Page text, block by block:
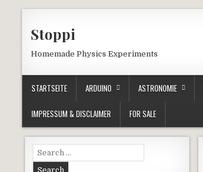
Stoppi
Homemade Physics Experiments
STARTSEITE ARDUINO ASTRONOMIE
IMPRESSUM & DISCLAIMER FOR SALE
Search for: